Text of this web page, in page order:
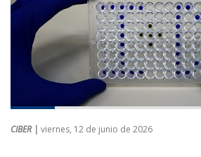
CIBER | viernes, 12 de junio de 2026